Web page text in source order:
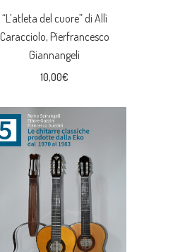
“L’atleta del cuore” di Allì
Caracciolo, Pierfrancesco
Giannangeli
10,00€